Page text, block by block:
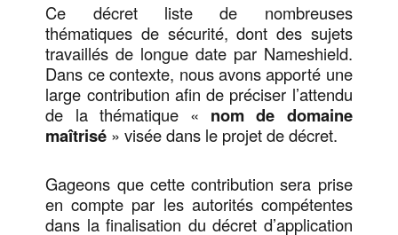
Ce décret liste de nombreuses
thématiques de sécurité, dont des sujets
travaillés de longue date par Nameshield.
Dans ce contexte, nous avons apporté une
large contribution afin de préciser l’attendu
de la thématique « nom de domaine
maîtrisé » visée dans le projet de décret.
Gageons que cette contribution sera prise
en compte par les autorités compétentes
dans la finalisation du décret d’application